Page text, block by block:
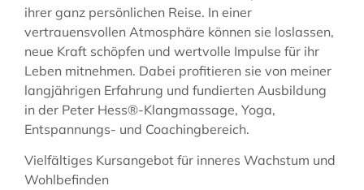
ihrer ganz persönlichen Reise. In einer
vertrauensvollen Atmosphäre können sie loslassen,
neue Kraft schöpfen und wertvolle Impulse für ihr
Leben mitnehmen. Dabei profitieren sie von meiner
langjährigen Erfahrung und fundierten Ausbildung
in der Peter Hess®-Klangmassage, Yoga,
Entspannungs- und Coachingbereich.
Vielfältiges Kursangebot für inneres Wachstum und
Wohlbefinden